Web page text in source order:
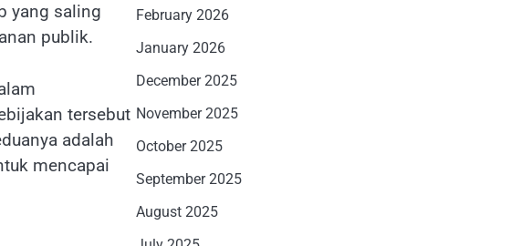
yang saling
publik.
tersebut
adalah
mencapai
February 2026
January 2026
December 2025
November 2025
October 2025
September 2025
August 2025